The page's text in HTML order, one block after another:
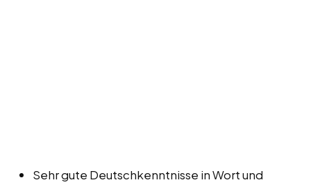
Sehr gute Deutschkenntnisse in Wort und